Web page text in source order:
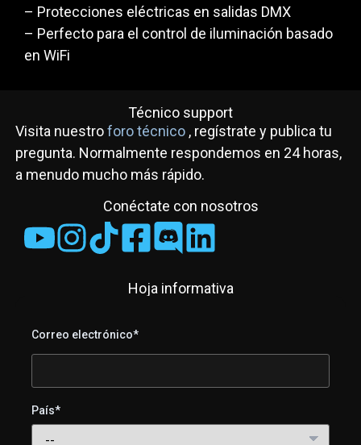
– Protecciones eléctricas en salidas DMX
– Perfecto para el control de iluminación basado
en WiFi
Técnico support
Visita nuestroforo técnico, regístrate y publica tu
pregunta. Normalmente respondemos en 24 horas,
a menudo mucho más rápido.
Conéctate con nosotros
Hoja informativa
Correo electrónico*
País*